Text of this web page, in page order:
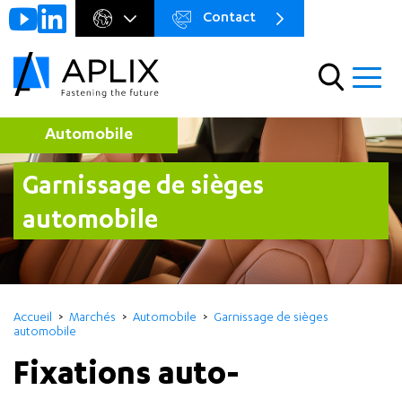
Go to
main
Menu
Menu
preheader
Contact
Automobile
garnissage de sièges
automobile
Accueil Marchés Automobile
Garnissage de sièges
automobile
Fixations auto-